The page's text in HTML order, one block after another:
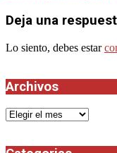
Deja una
Lo siento, debes estar
Archivos
Archivos